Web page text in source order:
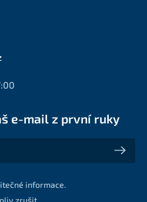
e-mail z první ruky
ruky
informace.
zrušit.